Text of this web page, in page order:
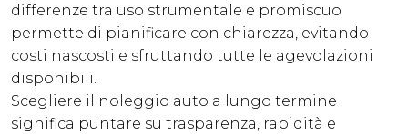
differenze tra uso strumentale e promiscuo
permette di pianificare con chiarezza, evitando
costi nascosti e sfruttando tutte le agevolazioni
disponibili.
Scegliere il noleggio auto a lungo termine
significa puntare su trasparenza, rapidità e